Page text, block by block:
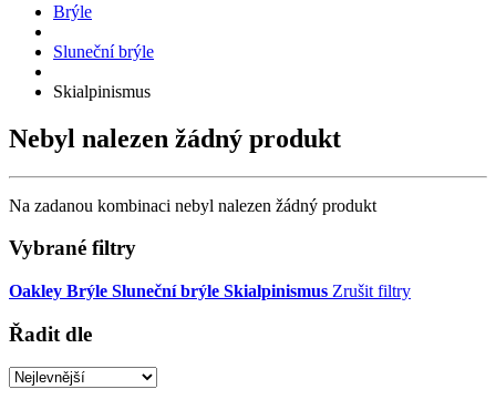
Brýle
Sluneční brýle
Skialpinismus
Nebyl nalezen žádný produkt
Na zadanou kombinaci nebyl nalezen žádný produkt
Vybrané filtry
Oakley Brýle Sluneční brýle Skialpinismus Zrušit filtry
Řadit dle